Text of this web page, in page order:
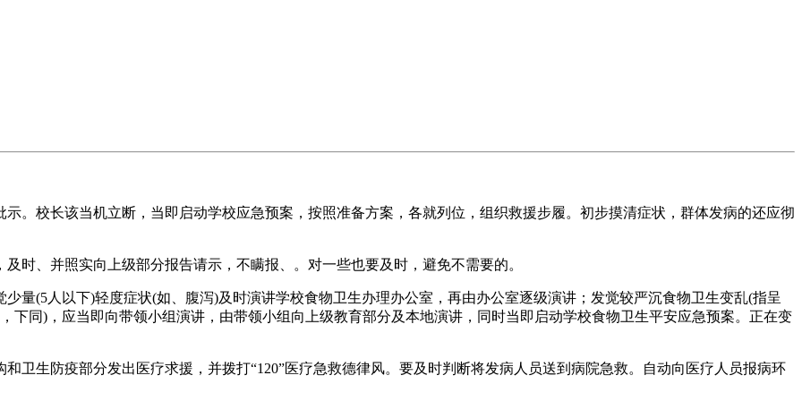
校长该当机立断，当即启动学校应急预案，按照准备方案，各就列位，组织救援步履。初步摸清症状，群体发病的还应彻
、并照实向上级部分报告请示，不瞒报、。对一些也要及时，避免不需要的。
(5人以下)轻度症状(如、腹泻)及时演讲学校食物卫生办理办公室，再由办公室逐级演讲；发觉较严沉食物卫生变乱(指呈
下同)，应当即向带领小组演讲，由带领小组向上级教育部分及本地演讲，同时当即启动学校食物卫生平安应急预案。正在变
生防疫部分发出医疗求援，并拨打“120”医疗急救德律风。要及时判断将发病人员送到病院急救。自动向医疗人员报病环